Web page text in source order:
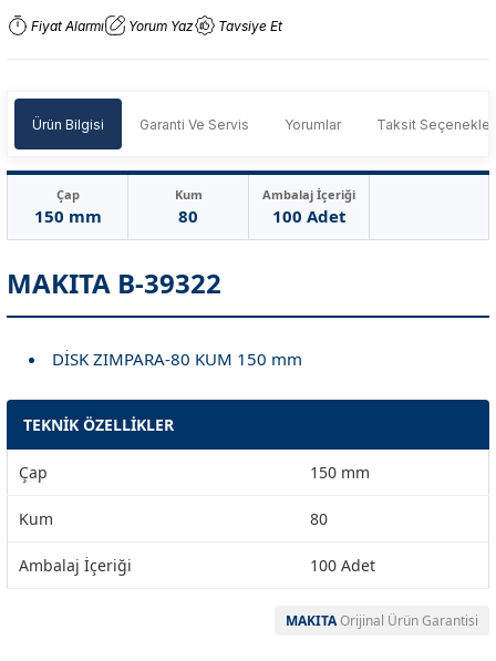
Fiyat Alarmı Yorum Yaz Tavsiye Et
Ürün Bilgisi Garanti Ve Servis Yorumlar Taksit
Çap
150 mm
Kum
80
Ambalaj İçeriği
100 Adet
MAKITA B-39322
DİSK ZIMPARA-80 KUM 150 mm
TEKNİK ÖZELLİKLER
Çap 150 mm
Kum 80
Ambalaj İçeriği 100 Adet
MAKITAOrijinal Ürün Garantisi